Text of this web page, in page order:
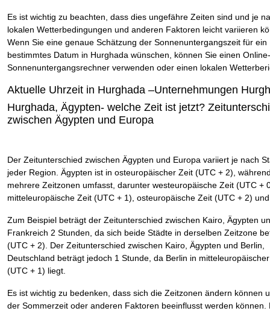
Es ist wichtig zu beachten, dass dies ungefähre Zeiten sind und je
lokalen Wetterbedingungen und anderen Faktoren leicht variieren
Wenn Sie eine genaue Schätzung der Sonnenuntergangszeit für ein
bestimmtes Datum in Hurghada wünschen, können Sie einen Online-
Sonnenuntergangsrechner verwenden oder einen lokalen
Aktuelle Uhrzeit in Hurghada –Unternehmungen
Hurghada, Ägypten- welche Zeit ist jetzt?
zwischen Ägypten und Europa
Der Zeitunterschied zwischen Ägypten und Europa variiert je nach
jeder Region. Ägypten ist in osteuropäischer Zeit (UTC + 2),
mehrere Zeitzonen umfasst, darunter westeuropäische Zeit (UTC +
mitteleuropäische Zeit (UTC + 1), osteuropäische Zeit (UTC + 2)
Zum Beispiel beträgt der Zeitunterschied zwischen Kairo, Ägypten
Frankreich 2 Stunden, da sich beide Städte in derselben Zeitzone
(UTC + 2). Der Zeitunterschied zwischen Kairo, Ägypten und Berlin,
Deutschland beträgt jedoch 1 Stunde, da Berlin in
(UTC + 1) liegt.
Es ist wichtig zu bedenken, dass sich die Zeitzonen ändern können
der Sommerzeit oder anderen Faktoren beeinflusst werden können.